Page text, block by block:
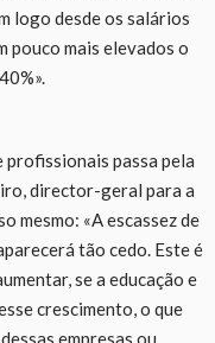
logo desde os salários
pouco mais elevados o
profissionais passa pela
director-geral para a
mesmo: «A escassez de
tão cedo. Este é
se a educação e
crescimento, o que
empresas ou